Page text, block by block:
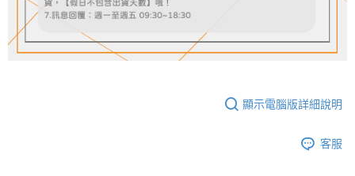
顯示電腦版詳細說明
客服